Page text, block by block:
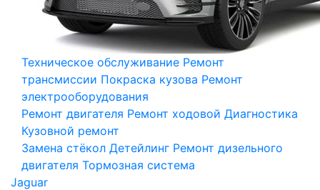
Техническое обслуживание Ремонт
трансмиссии Покраска кузова Ремонт
электрооборудования
Ремонт двигателя Ремонт ходовой Диагностика
Кузовной ремонт
Замена стёкол Детейлинг Ремонт дизельного
двигателя Тормозная система
Jaguar